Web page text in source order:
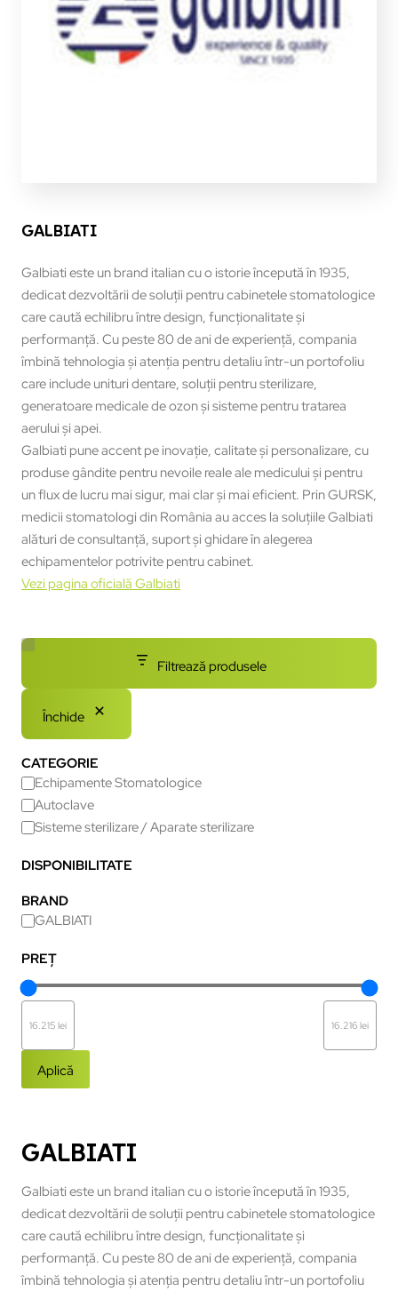
GALBIATI
Galbiati este un brand italian cu o istorie începută în 1935,
dedicat dezvoltării de soluții pentru cabinetele stomatologice
care caută echilibru între design, funcționalitate și
performanță. Cu peste 80 de ani de experiență, compania
îmbină tehnologia și atenția pentru detaliu într-un portofoliu
care include unituri dentare, soluții pentru sterilizare,
generatoare medicale de ozon și sisteme pentru tratarea
aerului și apei.
Galbiati pune accent pe inovație, calitate și personalizare, cu
produse gândite pentru nevoile reale ale medicului și pentru
un flux de lucru mai sigur, mai clar și mai eficient. Prin GURSK,
medicii stomatologi din România au acces la soluțiile Galbiati
alături de consultanță, suport și ghidare în alegerea
echipamentelor potrivite pentru cabinet.
Vezi pagina oficială Galbiati
Filtrează produsele
Închide
CATEGORIE
Echipamente Stomatologice
Autoclave
Sisteme sterilizare / Aparate sterilizare
DISPONIBILITATE
BRAND
GALBIATI
PREȚ
Aplică
GALBIATI
Galbiati este un brand italian cu o istorie începută în 1935,
dedicat dezvoltării de soluții pentru cabinetele stomatologice
care caută echilibru între design, funcționalitate și
performanță. Cu peste 80 de ani de experiență, compania
îmbină tehnologia și atenția pentru detaliu într-un portofoliu